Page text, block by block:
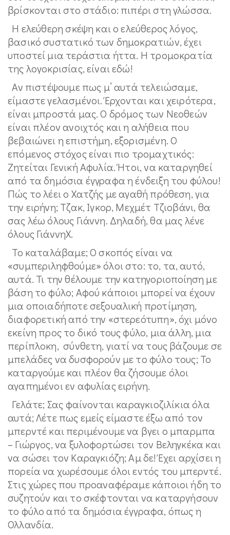
βρίσκονται στο στάδιο: πιπέρι στη γλώσσα.
Η ελεύθερη σκέψη και ο ελεύθερος λόγος,
βασικό συστατικό των δημοκρατιών, έχει
υποστεί μια τεράστια ήττα. Η τρομοκρατία
της λογοκρισίας, είναι εδώ!
Αν πιστέψουμε πως μ’ αυτά τελειώσαμε,
είμαστε γελασμένοι. Έρχονται και χειρότερα,
είναι μπροστά μας. Ο δρόμος των Νεοθεών
είναι πλέον ανοιχτός και η αλήθεια που
βεβαιώνει η επιστήμη, εξορισμένη. Ο
επόμενος στόχος είναι πιο τρομαχτικός:
Ζητείται Γενική Αφυλία. Ήτοι, να καταργηθεί
από τα δημόσια έγγραφα η ένδειξη του φύλου!
Πώς το λέει ο Χατζής με αγαθή πρόθεση, για
την ειρήνη; Τζακ, Ιγκορ, Μεχμέτ Τζιοβάνι, θα
σας λέω όλους Γιάννη. Δηλαδή, θα μας λένε
όλους ΓιάννηΧ.
Το καταλάβαμε; Ο σκοπός είναι να
«συμπεριληφθούμε» όλοι στο: το, τα, αυτό,
αυτά. Τι την θέλουμε την κατηγοριοποίηση με
βάση το φύλο; Αφού κάποιοι μπορεί να έχουν
μια οποιαδήποτε σεξουαλική προτίμηση,
διαφορετική από την «στερεότυπη», όχι μόνο
εκείνη προς το δικό τους φύλο, μια άλλη, μια
περίπλοκη, σύνθετη, γιατί να τους βάζουμε σε
μπελάδες να δυσφορούν με το φύλο τους; Το
καταργούμε και πλέον θα ζήσουμε όλοι
αγαπημένοι εν αφυλίας ειρήνη.
Γελάτε; Σας φαίνονται καραγκιοζιλίκια όλα
αυτά; Λέτε πως εμείς είμαστε έξω από τον
μπερντέ και περιμένουμε να βγει ο μπαρμπα
– Γιώργος, να ξυλοφορτώσει τον Βεληγκέκα και
να σώσει τον Καραγκιόζη; Αμ δε! Έχει αρχίσει η
πορεία να χωρέσουμε όλοι εντός του μπερντέ.
Στις χώρες που προαναφέραμε κάποιοι ήδη το
συζητούν και το σκέφτονται να καταργήσουν
το φύλο από τα δημόσια έγγραφα, όπως η
Ολλανδία.